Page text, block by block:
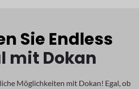
Sie Endless
mit Dokan
Möglichkeiten mit Dokan! Egal, ob